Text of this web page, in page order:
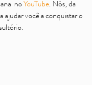
no YouTube. Nós, da
ajudar você a conquistar o